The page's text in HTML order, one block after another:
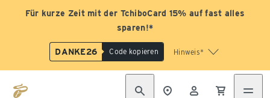
Für kurze Zeit mit der TchiboCard 15% auf fast alles
sparen!*
DANKE26 Code kopieren Hinweis*